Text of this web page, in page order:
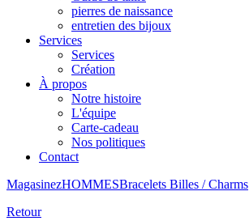
pierres de naissance
entretien des bijoux
Services
Services
Création
À propos
Notre histoire
L'équipe
Carte-cadeau
Nos politiques
Contact
MagasinezHOMMESBracelets Billes / Charms
Retour